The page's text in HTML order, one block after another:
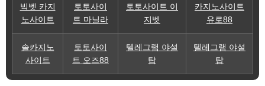
빅벳 카지
노사이트
토토사이
트 마닐라
토토사이트 이
지벳
카지노사이트
유로88
솔카지노
사이트
토토사이
트 오즈88
텔레그램 야설
탑
텔레그램 야설
탑